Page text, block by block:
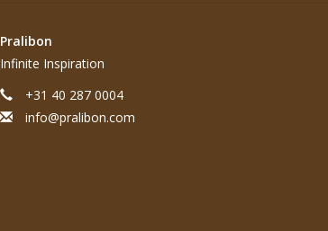
Pralibon
Infinite Inspiration
+31 40 287 0004
info@pralibon.com